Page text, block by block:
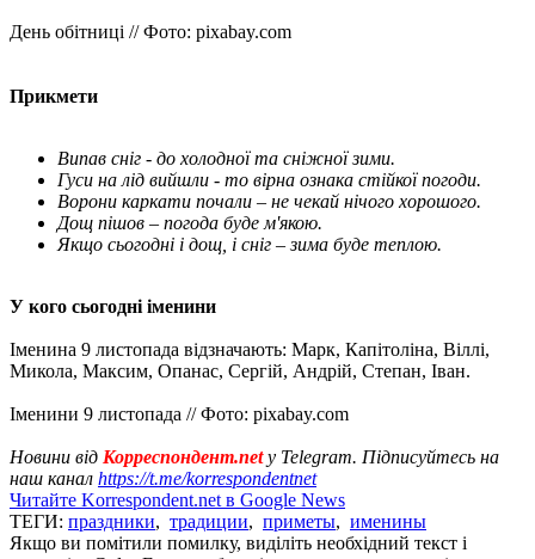
День обітниці // Фото: pixabay.com
Прикмети
Випав сніг - до холодної та сніжної зими.
Гуси на лід вийшли - то вірна ознака стійкої погоди.
Ворони каркати почали – не чекай нічого хорошого.
Дощ пішов – погода буде м'якою.
Якщо сьогодні і дощ, і сніг – зима буде теплою.
У кого сьогодні іменини
Іменина 9 листопада відзначають: Марк, Капітоліна, Віллі,
Микола, Максим, Опанас, Сергій, Андрій, Степан, Іван.
Іменини 9 листопада // Фото: pixabay.com
Новини від Корреспондент.netу Telegram. Підписуйтесь на
наш канал https://t.me/korrespondentnet
Читайте Korrespondent.net в Google News
ТЕГИ: праздники, традиции, приметы, именины
Якщо ви помітили помилку, виділіть необхідний текст і